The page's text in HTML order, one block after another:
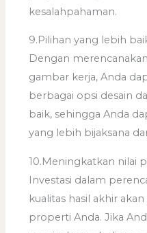
kesalahpahaman.
9.Pilihan yang lebih
Dengan
gambar kerja, Anda
berbagai opsi desain
baik, sehingga Anda
yang lebih bijaksana
10.Meningkatkan nilai
Investasi dalam
kualitas hasil akhir
properti Anda. Jika